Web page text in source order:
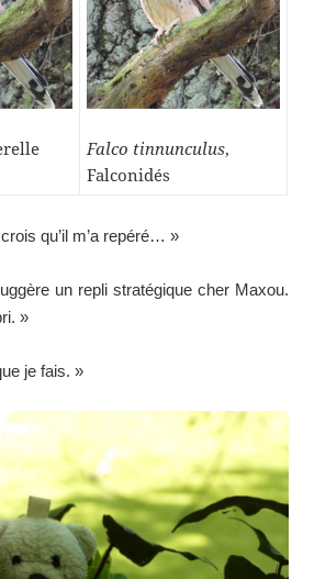
Falco tinnunculus,
Falconidés
qu’il m’a repéré… »
un repli stratégique cher Maxou.
»
je fais. »